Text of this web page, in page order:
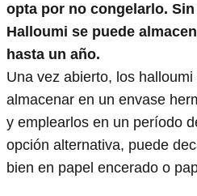
opta por no congelarlo.
Halloumi se puede
hasta un año.
Una vez abierto, los
almacenar en un envase
y emplearlos en un período
opción alternativa, puede
bien en papel encerado o